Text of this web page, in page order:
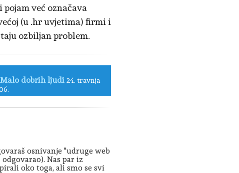
već označava
(u .hr uvjetima) firmi i
ozbiljan problem.
Malo dobrih ljudi 24. travnja
osnivanje "udruge web
Nas par iz
oko toga, ali smo se svi